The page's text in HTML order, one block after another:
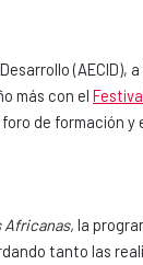
(AECID),
más con el
foro de formación
Africanas, la
tanto las